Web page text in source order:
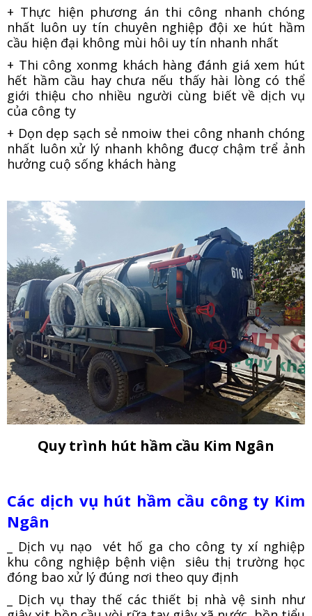
+ Thực hiện phương án thi công nhanh chóng
nhất luôn uy tín chuyên nghiệp đội xe hút hầm
cầu hiện đại không mùi hôi uy tín nhanh nhất
+ Thi công xonmg khách hàng đánh giá xem hút
hết hầm cầu hay chưa nếu thấy hài lòng có thể
giới thiệu cho nhiều người cùng biết về dịch vụ
của công ty
+ Dọn dẹp sạch sẻ nmoiw thei công nhanh chóng
nhất luôn xử lý nhanh không đucợ chậm trể ảnh
hưởng cuộ sống khách hàng
Quy trình hút hầm cầu Kim Ngân
Các dịch vụ hút hầm cầu công ty Kim
Ngân
_ Dịch vụ nạo vét hố ga cho công ty xí nghiệp
khu công nghiệp bệnh viện siêu thị trường học
đóng bao xử lý đúng nơi theo quy định
_ Dịch vụ thay thế các thiết bị nhà vệ sinh như